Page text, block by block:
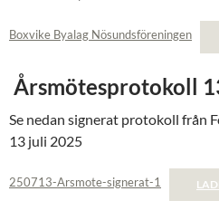
Boxvike Byalag Nösundsföreningen
Årsmötesprotokoll
Se nedan signerat protokoll från
13 juli 2025
250713-Arsmote-signerat-1